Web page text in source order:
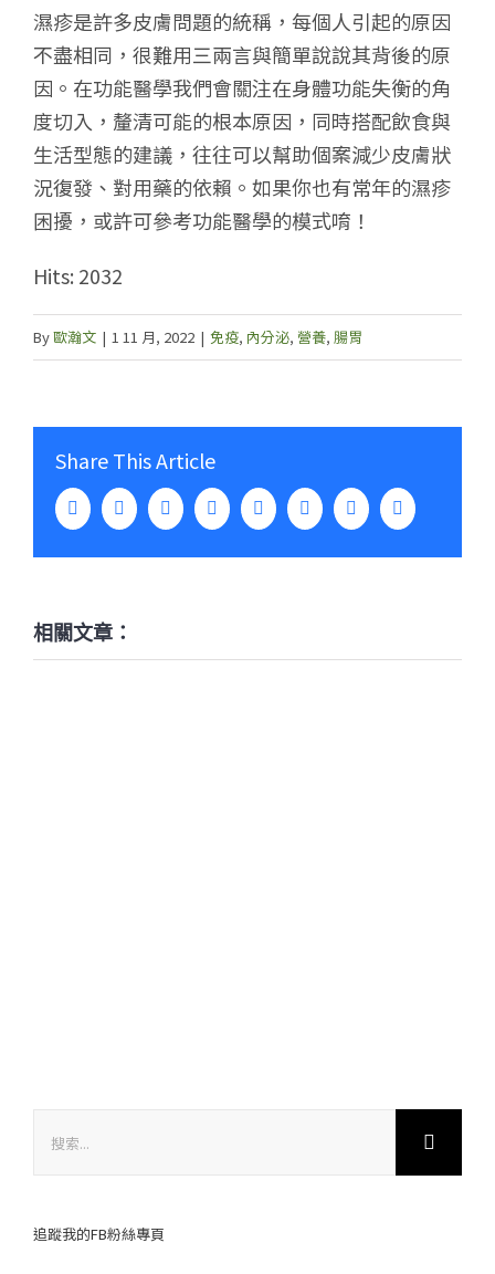
濕疹是許多皮膚問題的統稱，每個人引起的原因
不盡相同，很難用三兩言與簡單說說其背後的原
因。在功能醫學我們會關注在身體功能失衡的角
度切入，釐清可能的根本原因，同時搭配飲食與
生活型態的建議，往往可以幫助個案減少皮膚狀
況復發、對用藥的依賴。如果你也有常年的濕疹
困擾，或許可參考功能醫學的模式唷！
Hits: 2032
By歐瀚文 | 1 11 月, 2022 | 免疫, 內分泌, 營養, 腸胃
Share This Article
FacebookTwitter LinkedInWhatsAppTumblr PinterestVk Email:
相關文章：
果：
追蹤我的FB粉絲專頁